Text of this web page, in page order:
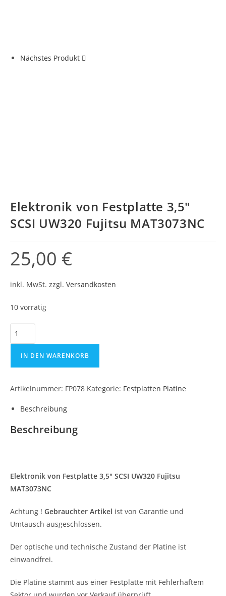
Nächstes Produkt
Elektronik von Festplatte 3,5″
SCSI UW320 Fujitsu MAT3073NC
25,00 €
inkl. MwSt. zzgl. Versandkosten
10 vorrätig
IN DEN WARENKORB
Artikelnummer: FP078 Kategorie: Festplatten Platine
Beschreibung
Beschreibung
Elektronik von Festplatte 3,5″ SCSI UW320 Fujitsu
MAT3073NC
Achtung ! Gebrauchter Artikel ist von Garantie und
Umtausch ausgeschlossen.
Der optische und technische Zustand der Platine ist
einwandfrei.
Die Platine stammt aus einer Festplatte mit Fehlerhaftem